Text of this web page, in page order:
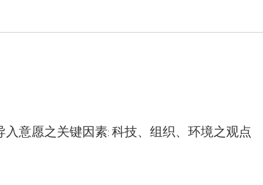
入意愿之关键因素: 科技、组织、环境之观点